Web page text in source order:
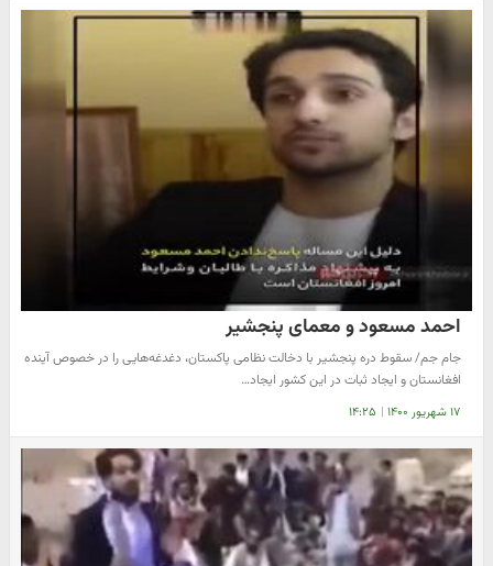
احمد مسعود و معمای پنجشیر
جام جم/ سقوط دره پنجشیر با دخالت نظامی پاکستان، دغدغه‌هایی را در خصوص آینده
افغانستان و ایجاد ثبات در این کشور ایجاد…
۱۷ شهریور ۱۴۰۰ | ۱۴:۲۵